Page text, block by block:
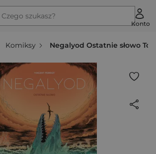
Czego szukasz?
Konto
Komiksy Negalyod Ostatnie słowo